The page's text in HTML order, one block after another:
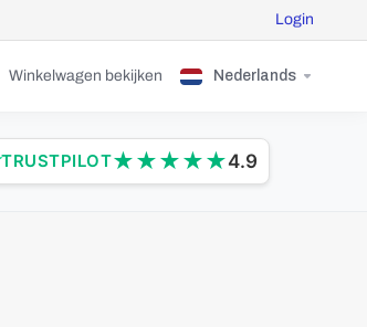
Login
Winkelwagen bekijken Nederlands
TRUSTPILOT★★★★★4.9